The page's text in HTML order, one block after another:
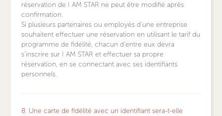
réservation de I AM STAR ne peut être modifié après
confirmation.
Si plusieurs partenaires ou employés d'une entreprise
souhaitent effectuer une réservation en utilisant le tarif du
programme de fidélité, chacun d'entre eux devra
s'inscrire sur I AM STAR et effectuer sa propre
réservation, en se connectant avec ses identifiants
personnels.
8. Une carte de fidélité avec un identifiant sera-t-elle